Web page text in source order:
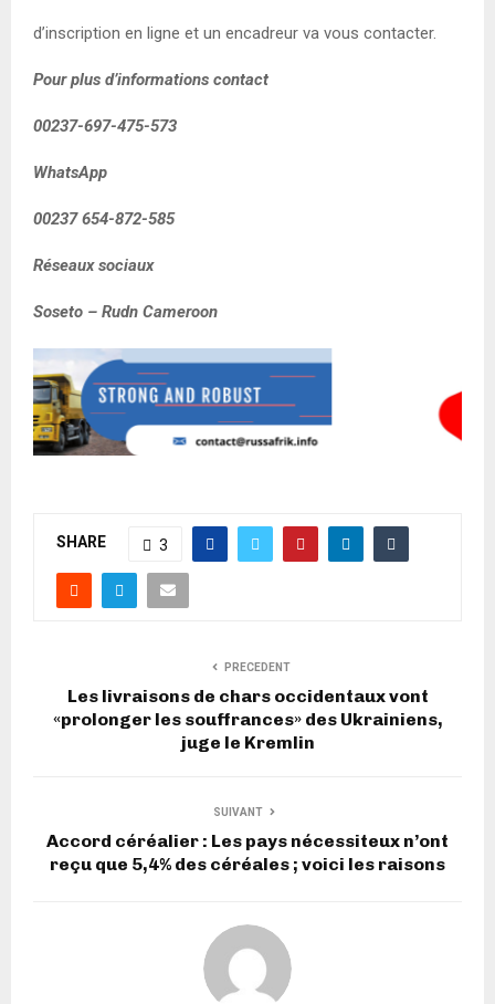
d’inscription en ligne et un encadreur va vous contacter.
Pour plus d’informations contact
00237-697-475-573
WhatsApp
00237 654-872-585
Réseaux sociaux
Soseto – Rudn Cameroon
SHARE 3
PRECEDENT
Les livraisons de chars occidentaux vont
«prolonger les souffrances» des Ukrainiens,
juge le Kremlin
SUIVANT
Accord céréalier : Les pays nécessiteux n’ont
reçu que 5,4% des céréales ; voici les raisons